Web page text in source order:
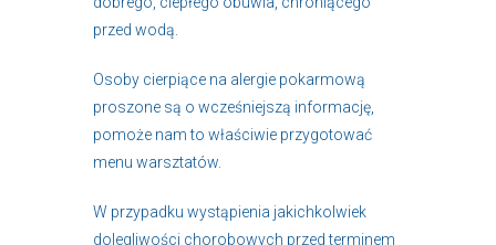
przed wodą.
Osoby cierpiące na alergie pokarmową
proszone są o wcześniejszą informację,
pomoże nam to właściwie przygotować
menu warsztatów.
W przypadku wystąpienia jakichkolwiek
dolegliwości chorobowych przed terminem